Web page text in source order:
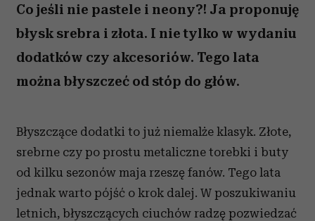
Co jeśli nie pastele i neony?! Ja proponuję
błysk srebra i złota. I nie tylko w wydaniu
dodatków czy akcesoriów. Tego lata
można błyszczeć od stóp do głów.
Błyszczące dodatki to już niemalże klasyk. Złote,
srebrne czy po prostu metaliczne torebki i buty
od kilku sezonów maja rzeszę fanów. Tego lata
jednak warto pójść o krok dalej. W poszukiwaniu
letnich, błyszczących ciuchów radzę pozwiedzać